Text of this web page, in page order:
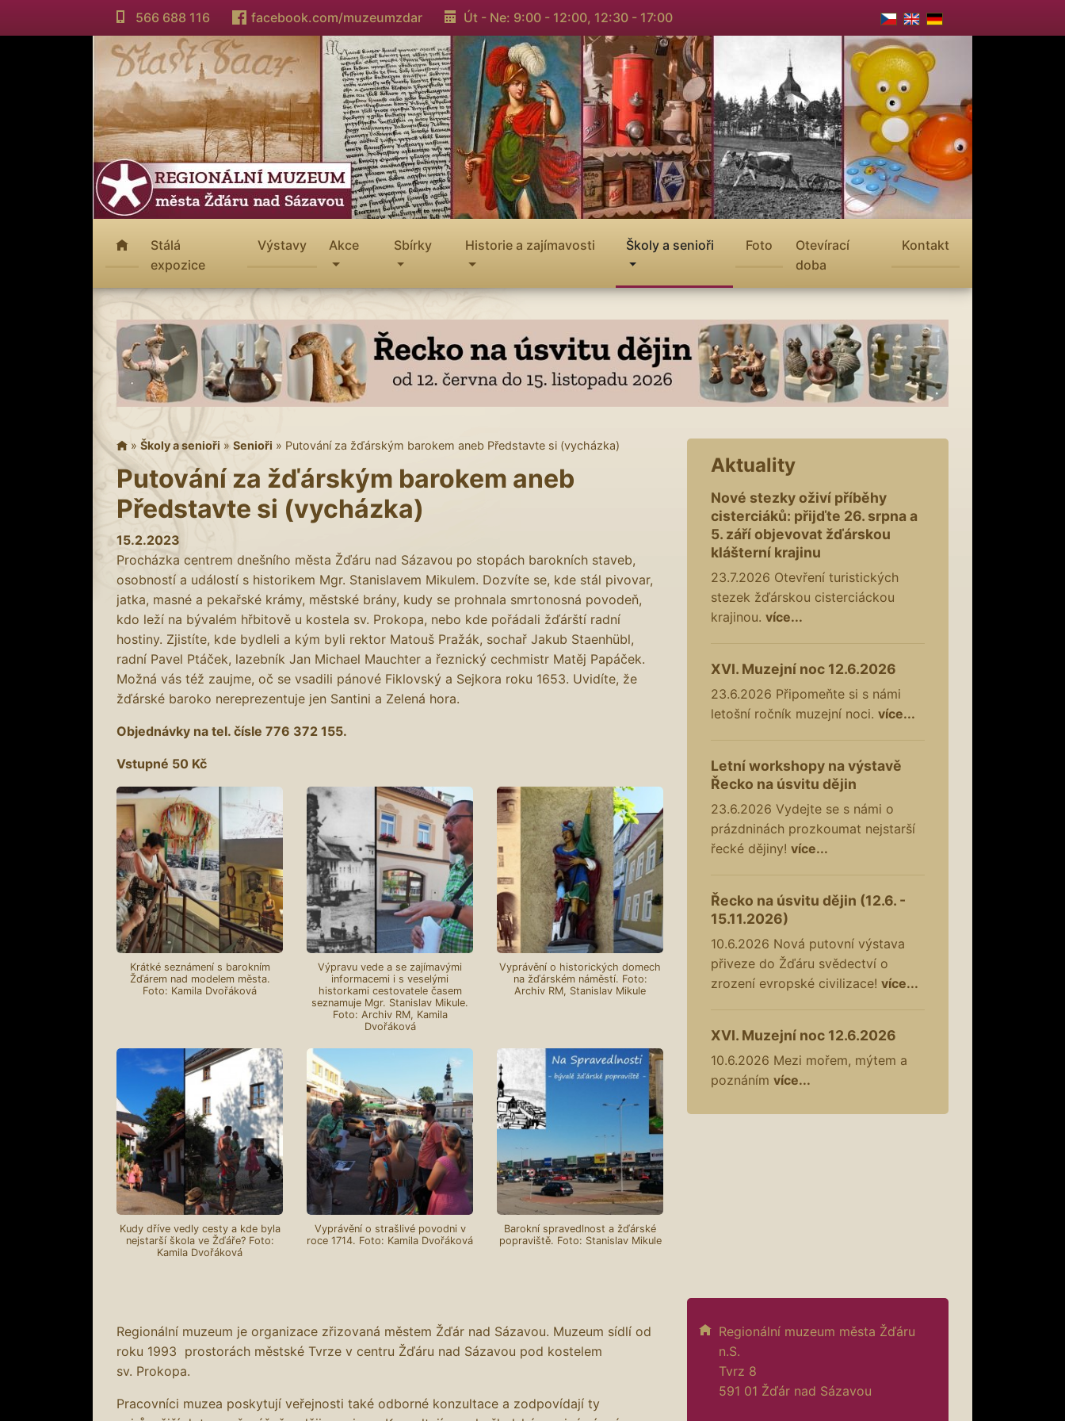
566 688 116 facebook.com/muzeumzdar Út - Ne: 9:00 - 12:00, 12:30 - 17:00
Stálá
expozice
Výstavy Akce Sbírky Historie a zajímavosti Školy a senioři Foto
Otevírací
doba
Kontakt
Aktuality
Nové stezky oživí příběhy
cisterciáků: přijďte 26. srpna a
5. září objevovat žďárskou
klášterní krajinu
23.7.2026 Otevření turistických
stezek žďárskou cisterciáckou
krajinou. více...
XVI. Muzejní noc 12.6.2026
23.6.2026 Připomeňte si s námi
letošní ročník muzejní noci. více...
Letní workshopy na výstavě
Řecko na úsvitu dějin
23.6.2026 Vydejte se s námi o
prázdninách prozkoumat nejstarší
řecké dějiny! více...
Řecko na úsvitu dějin (12.6. -
15.11.2026)
10.6.2026 Nová putovní výstava
přiveze do Žďáru svědectví o
zrození evropské civilizace! více...
XVI. Muzejní noc 12.6.2026
10.6.2026 Mezi mořem, mýtem a
poznáním více...
» Školy a senioři » Senioři » Putování za žďárským barokem aneb Představte si (vycházka)
Putování za žďárským barokem aneb
Představte si (vycházka)
15.2.2023
Procházka centrem dnešního města Žďáru nad Sázavou po stopách barokních staveb,
osobností a událostí s historikem Mgr. Stanislavem Mikulem. Dozvíte se, kde stál pivovar,
jatka, masné a pekařské krámy, městské brány, kudy se prohnala smrtonosná povodeň,
kdo leží na bývalém hřbitově u kostela sv. Prokopa, nebo kde pořádali žďárští radní
hostiny. Zjistíte, kde bydleli a kým byli rektor Matouš Pražák, sochař Jakub Staenhübl,
radní Pavel Ptáček, lazebník Jan Michael Mauchter a řeznický cechmistr Matěj Papáček.
Možná vás též zaujme, oč se vsadili pánové Fiklovský a Sejkora roku 1653. Uvidíte, že
žďárské baroko nereprezentuje jen Santini a Zelená hora.
Objednávky na tel. čísle 776 372 155.
Vstupné 50 Kč
Krátké seznámení s barokním
Žďárem nad modelem města.
Foto: Kamila Dvořáková
Výpravu vede a se zajímavými
informacemi i s veselými
historkami cestovatele časem
seznamuje Mgr. Stanislav Mikule.
Foto: Archiv RM, Kamila
Dvořáková
Vyprávění o historických domech
na žďárském náměstí. Foto:
Archiv RM, Stanislav Mikule
Kudy dříve vedly cesty a kde byla
nejstarší škola ve Žďáře? Foto:
Kamila Dvořáková
Vyprávění o strašlivé povodni v
roce 1714. Foto: Kamila Dvořáková
Barokní spravedlnost a žďárské
popraviště. Foto: Stanislav Mikule
Regionální muzeum je organizace zřizovaná městem Žďár nad Sázavou. Muzeum sídlí od
roku 1993 prostorách městské Tvrze v centru Žďáru nad Sázavou pod kostelem
sv. Prokopa.
Pracovníci muzea poskytují veřejnosti také odborné konzultace a zodpovídají ty
Regionální muzeum města Žďáru
n.S.
Tvrz 8
591 01 Žďár nad Sázavou